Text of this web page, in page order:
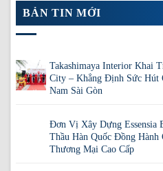
BẢN TIN MỚI
Takashimaya Interior Khai
City – Khẳng Định Sức Hút
Nam Sài Gòn
Đơn Vị Xây Dựng Essensia
Thầu Hàn Quốc Đồng
Thương Mại Cao Cấp